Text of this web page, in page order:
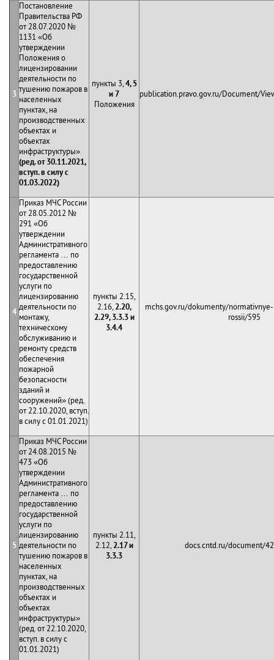
3
Постановление
Правительства РФ
от 28.07.2020 №
1131 «Об
утверждении
Положения о
лицензировании
деятельности по
тушению пожаров в
населенных
пунктах, на
производственных
объектах и
объектах
инфраструктуры»
(ред. от 30.11.2021,
вступ. в силу с
01.03.2022)
пункты 3,4, 5
и 7
Положения
publication.pravo.gov.ru/Document/
4
Приказ МЧС России
от 28.05.2012 №
291 «Об
утверждении
Административного
регламента … по
предоставлению
государственной
услуги по
лицензированию
деятельности по
монтажу,
техническому
обслуживанию и
ремонту средств
обеспечения
пожарной
безопасности
зданий и
сооружений» (ред.
от 22.10.2020, вступ.
в силу с 01.01.2021)
пункты 2.15,
2.16,2.20,
2.29, 3.3.3 и
3.4.4
mchs.gov.ru/dokumenty/
rossii/595
5
Приказ МЧС России
от 24.08.2015 №
473 «Об
утверждении
Административного
регламента … по
предоставлению
государственной
услуги по
лицензированию
деятельности по
тушению пожаров в
населенных
пунктах, на
производственных
объектах и
объектах
инфраструктуры»
(ред. от 22.10.2020,
вступ. в силу с
01.01.2021)
пункты 2.11,
2.12,2.17 и
3.3.3
docs.cntd.ru/document/